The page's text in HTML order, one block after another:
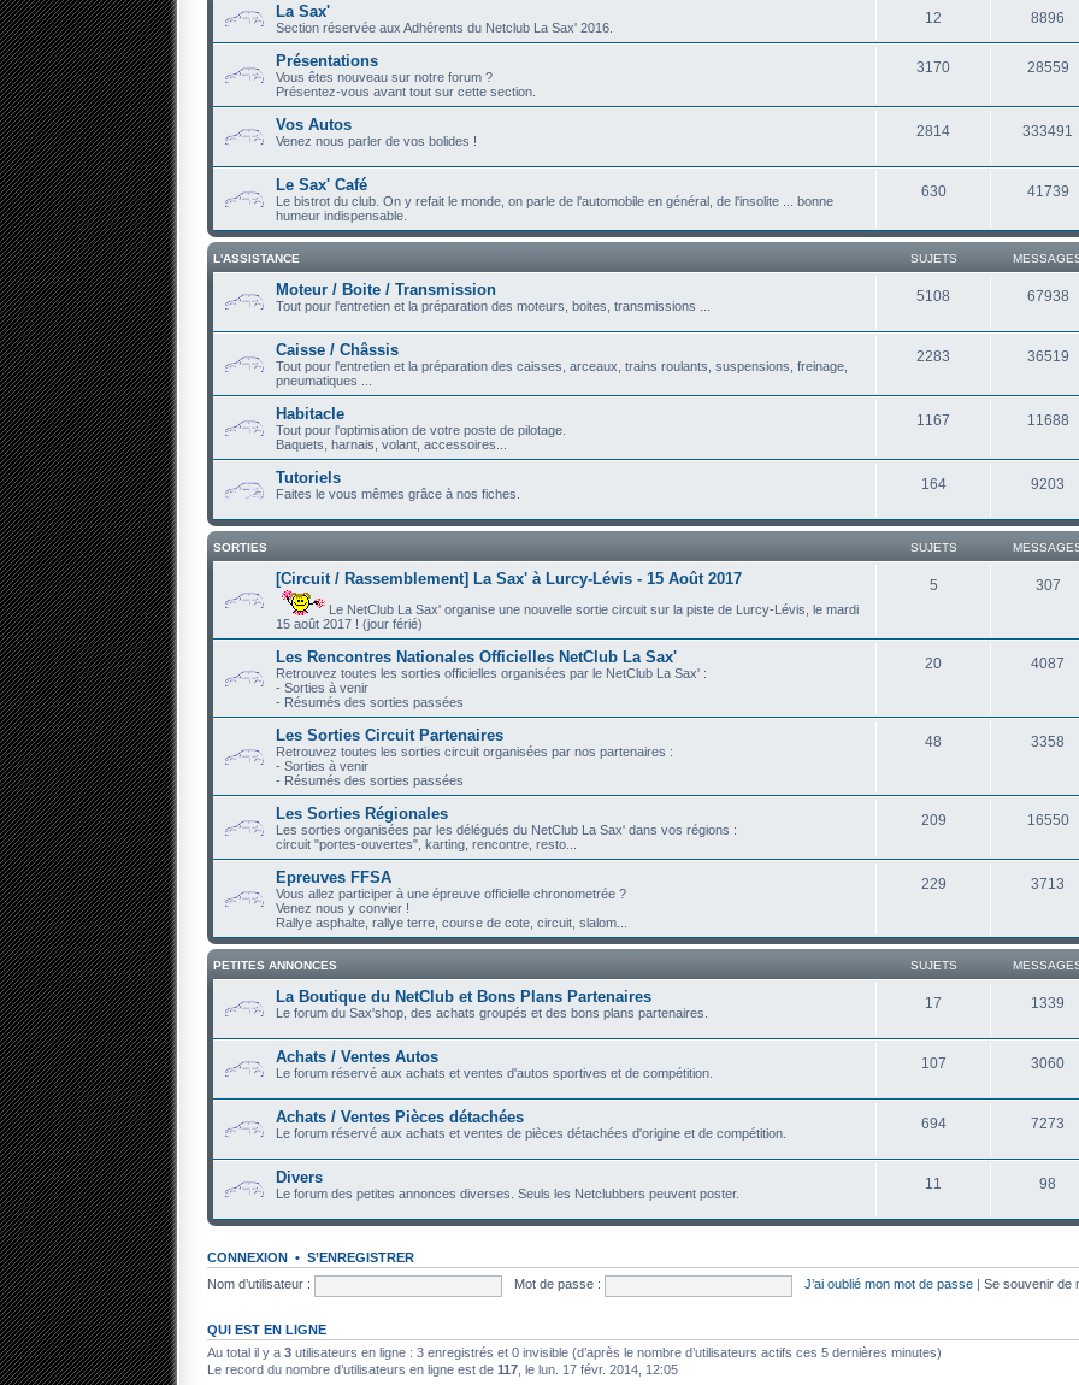
La Sax'
Section réservée aux Adhérents du Netclub La Sax' 2016.
12 8896
Présentations
Vous êtes nouveau sur notre forum ?
Présentez-vous avant tout sur cette section.
3170 28559
Vos Autos
Venez nous parler de vos bolides !
2814 333491
Le Sax' Café
Le bistrot du club. On y refait le monde, on parle de l'automobile en général, de l'insolite ... bonne
humeur indispensable.
630 41739
L'ASSISTANCE SUJETS
Moteur / Boite / Transmission
Tout pour l'entretien et la préparation des moteurs, boites, transmissions ...
5108 67938
Caisse / Châssis
Tout pour l'entretien et la préparation des caisses, arceaux, trains roulants, suspensions, freinage,
pneumatiques ...
2283 36519
Habitacle
Tout pour l'optimisation de votre poste de pilotage.
Baquets, harnais, volant, accessoires...
1167 11688
Tutoriels
Faites le vous mêmes grâce à nos fiches.
164 9203
SORTIES SUJETS
[Circuit / Rassemblement] La Sax' à Lurcy-Lévis - 15 Août 2017
Le NetClub La Sax' organise une nouvelle sortie circuit sur la piste de Lurcy-Lévis, le mardi
15 août 2017 ! (jour férié)
5 307
Les Rencontres Nationales Officielles NetClub La Sax'
Retrouvez toutes les sorties officielles organisées par le NetClub La Sax' :
- Sorties à venir
- Résumés des sorties passées
20 4087
Les Sorties Circuit Partenaires
Retrouvez toutes les sorties circuit organisées par nos partenaires :
- Sorties à venir
- Résumés des sorties passées
48 3358
Les Sorties Régionales
Les sorties organisées par les délégués du NetClub La Sax' dans vos régions :
circuit "portes-ouvertes", karting, rencontre, resto...
209 16550
Epreuves FFSA
Vous allez participer à une épreuve officielle chronometrée ?
Venez nous y convier !
Rallye asphalte, rallye terre, course de cote, circuit, slalom...
229 3713
PETITES ANNONCES SUJETS
La Boutique du NetClub et Bons Plans Partenaires
Le forum du Sax'shop, des achats groupés et des bons plans partenaires.
17 1339
Achats / Ventes Autos
Le forum réservé aux achats et ventes d'autos sportives et de compétition.
107 3060
Achats / Ventes Pièces détachées
Le forum réservé aux achats et ventes de pièces détachées d'origine et de compétition.
694 7273
Divers
Le forum des petites annonces diverses. Seuls les Netclubbers peuvent poster.
11 98
CONNEXION • S’ENREGISTRER
Nom d’utilisateur :
Mot de passe : J’ai oublié mon mot de passe Se souvenir de
QUI EST EN LIGNE
Au total il y a 3 utilisateurs en ligne : 3 enregistrés et 0 invisible (d’après le nombre d’utilisateurs actifs ces 5 dernières minutes)
Le record du nombre d’utilisateurs en ligne est de 117 , le lun. 17 févr. 2014, 12:05